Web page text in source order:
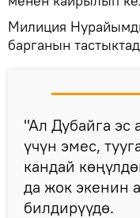
Милиция
барганын
"Ал Дубайга эс
үчүн эмес,
кандай
да жок экенин
билдирүүдө.